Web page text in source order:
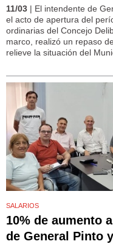
11/03 | El intendente de
el acto de apertura del
ordinarias del Concejo
marco, realizó un repaso
relieve la situación del
SALARIOS
10% de aumento
de General Pinto